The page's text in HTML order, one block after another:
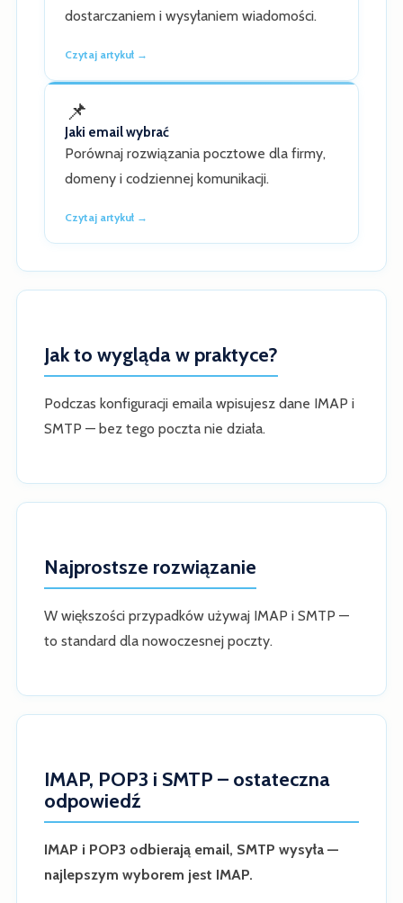
dostarczaniem i wysyłaniem wiadomości.
Czytaj artykuł →
📌
Jaki email wybrać
Porównaj rozwiązania pocztowe dla firmy,
domeny i codziennej komunikacji.
Czytaj artykuł →
Jak to wygląda w praktyce?
Podczas konfiguracji emaila wpisujesz dane IMAP i
SMTP — bez tego poczta nie działa.
Najprostsze rozwiązanie
W większości przypadków używaj IMAP i SMTP —
to standard dla nowoczesnej poczty.
IMAP, POP3 i SMTP – ostateczna
odpowiedź
IMAP i POP3 odbierają email, SMTP wysyła —
najlepszym wyborem jest IMAP.